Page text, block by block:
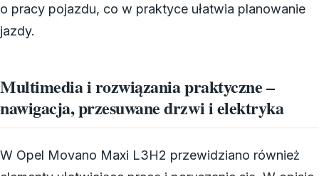
o pracy pojazdu, co w praktyce ułatwia planowanie
jazdy.
Multimedia i rozwiązania praktyczne –
nawigacja, przesuwane drzwi i elektryka
W Opel Movano Maxi L3H2 przewidziano również